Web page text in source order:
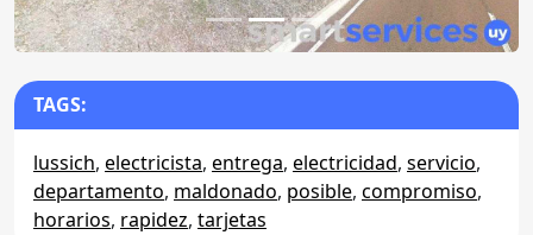
TAGS:
lussich, electricista, entrega, electricidad, servicio,
departamento, maldonado, posible, compromiso,
horarios, rapidez, tarjetas